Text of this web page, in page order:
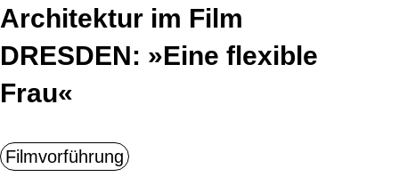
Architektur im Film
DRESDEN: »Eine flexible
Frau«